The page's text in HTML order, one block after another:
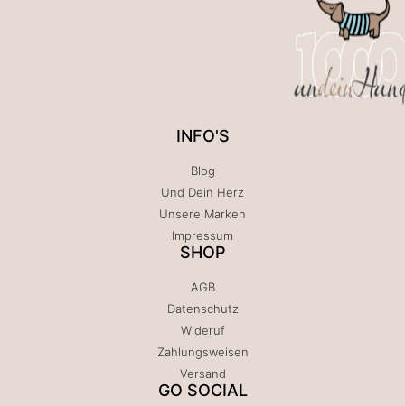
INFO'S
Blog
Und Dein Herz
Unsere Marken
Impressum
SHOP
AGB
Datenschutz
Wideruf
Zahlungsweisen
Versand
GO SOCIAL